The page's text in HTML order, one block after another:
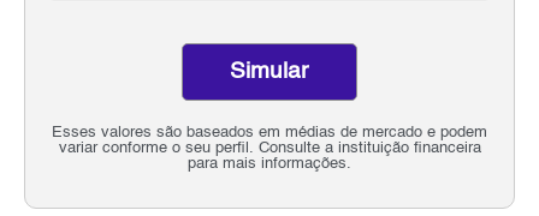
Esses valores são baseados em médias de mercado e podem
variar conforme o seu perfil. Consulte a instituição financeira
para mais informações.
Simular